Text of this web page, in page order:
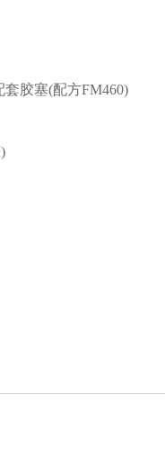
套胶塞(配方FM460)